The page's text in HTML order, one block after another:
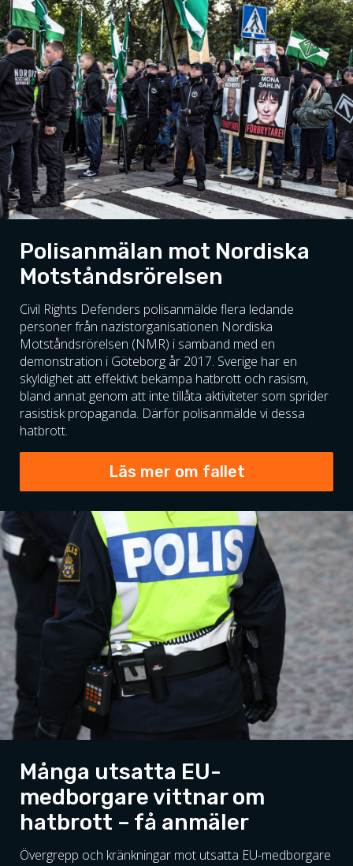
Polisanmälan mot Nordiska
Motståndsrörelsen
Civil Rights Defenders polisanmälde flera ledande
personer från nazistorganisationen Nordiska
Motståndsrörelsen (NMR) i samband med en
demonstration i Göteborg år 2017. Sverige har en
skyldighet att effektivt bekämpa hatbrott och rasism,
bland annat genom att inte tillåta aktiviteter som sprider
rasistisk propaganda. Därför polisanmälde vi dessa
hatbrott.
Läs mer om fallet
Många utsatta EU-
medborgare vittnar om
hatbrott – få anmäler
Övergrepp och kränkningar mot utsatta EU-medborgare